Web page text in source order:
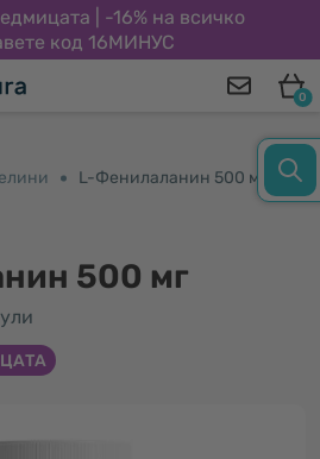
| -16% на всичко
код 16МИНУС
0
L-Фенилаланин 500 мг
500 мг